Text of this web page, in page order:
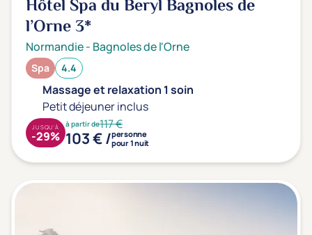
Hôtel Spa du Beryl Bagnoles de
l’Orne3*
Normandie- Bagnoles de l'Orne
Spa 4.4
Massage et relaxation 1 soin
Petit déjeuner inclus
à partir de117 €
103 € /personne
pour 1 nuit
JUSQU'À
-29%